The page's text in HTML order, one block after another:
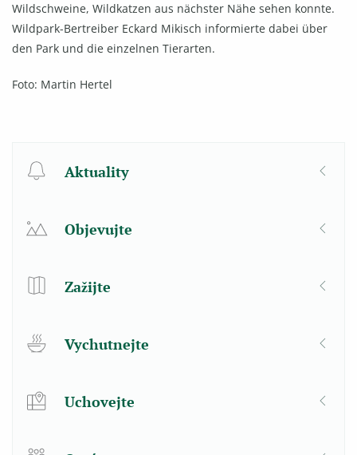
Wildschweine, Wildkatzen aus nächster Nähe sehen konnte.
Wildpark-Bertreiber Eckard Mikisch informierte dabei über
den Park und die einzelnen Tierarten.
Foto: Martin Hertel
Aktuality
Objevujte
Zažijte
Vychutnejte
Uchovejte